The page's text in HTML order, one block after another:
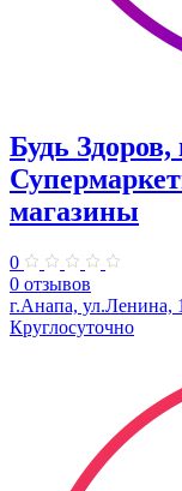
Будь
магазины
0
0 отзывов
г.Анапа, ул.Ленина,
Круглосуточно